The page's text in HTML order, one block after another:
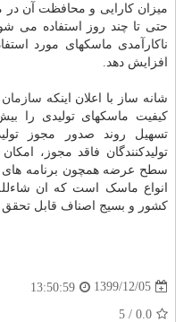
میزان کارایی و محافظت آن
حتی تا چند روز استفاده می
ناکارآمدی ماسکهای مورد
افزایش دهد.
شانه ساز با اعلان اینکه سازمان
کیفیت ماسکهای تولیدی را
تسهیل روند صدور مجوز
تولیدکنندگان فاقد مجوز،
سطح عرضه همچون برنامه های
انواع ماسک است که ان
کشور و بسیج اصناف قابل
1399/12/05
13:50:59
0.0
/
5